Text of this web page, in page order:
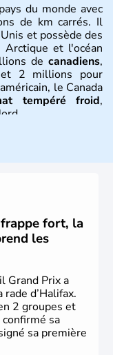
du monde avec
de km carrés. Il
et possède des
Arctique et l'océan
de canadiens,
2 millions pour
le Canada
tempéré froid,
passe ensuite
du
processus qui s'est
des Inuits,
qu'au début
dans le Grand
fort, la
les
Grand Prix a
d’Halifax.
2 groupes et
sa
sa première